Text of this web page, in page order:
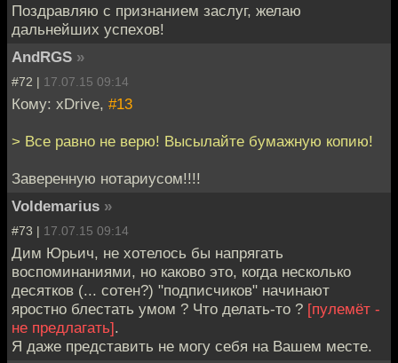
Поздравляю с признанием заслуг, желаю
дальнейших успехов!
AndRGS »
#72 | 17.07.15 09:14
Кому: xDrive, #13
> Все равно не верю! Высылайте бумажную копию!
Заверенную нотариусом!!!!
Voldemarius »
#73 | 17.07.15 09:14
Дим Юрьич, не хотелось бы напрягать
воспоминаниями, но каково это, когда несколько
десятков (... сотен?) "подписчиков" начинают
яростно блестать умом ? Что делать-то ? [пулемёт -
не предлагать].
Я даже представить не могу себя на Вашем месте.